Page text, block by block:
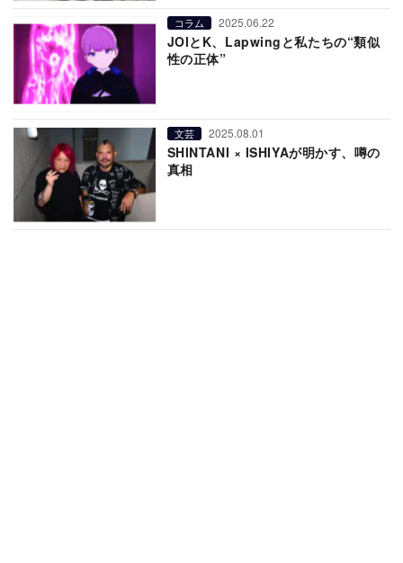
コラム 2025.06.22
JOIとK、Lapwingと私たちの“類似
性の正体”
文芸 2025.08.01
SHINTANI × ISHIYAが明かす、噂の
真相